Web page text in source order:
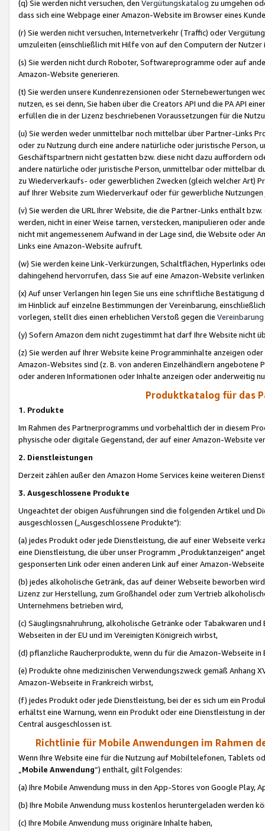
(q) Sie werden nicht versuchen, den Vergütungskatalog zu umgehen
dass sich eine Webpage einer Amazon-Website im Browser eines
(r) Sie werden nicht versuchen, Internetverkehr (Traffic) oder
umzuleiten (einschließlich mit Hilfe von auf den Computern der
(s) Sie werden nicht durch Roboter, Softwareprogramme oder auf
Amazon-Website generieren.
(t) Sie werden unsere Kundenrezensionen oder Sternebewertungen
nutzen, es sei denn, Sie haben über die Creators API und die PA API
erfüllen die in der Lizenz beschriebenen Voraussetzungen für die
(u) Sie werden weder unmittelbar noch mittelbar über Partner-Links
oder zu Nutzung durch eine andere natürliche oder juristische
Geschäftspartnern nicht gestatten bzw. diese nicht dazu auffordern
andere natürliche oder juristische Person, unmittelbar oder mittelbar
zu Wiederverkaufs- oder gewerblichen Zwecken (gleich welcher Art)
auf Ihrer Website zum Wiederverkauf oder für gewerbliche
(v) Sie werden die URL Ihrer Website, die die Partner-Links enthält
werden, nicht in einer Weise tarnen, verstecken, manipulieren oder
nicht mit angemessenem Aufwand in der Lage sind, die Website oder
Links eine Amazon-Website aufruft.
(w) Sie werden keine Link-Verkürzungen, Schaltflächen, Hyperlinks
dahingehend hervorrufen, dass Sie auf eine Amazon-Website
(x) Auf unser Verlangen hin legen Sie uns eine schriftliche
im Hinblick auf einzelne Bestimmungen der Vereinbarung,
vorlegen, stellt dies einen erheblichen Verstoß gegen die Vereinbarung
(y) Sofern Amazon dem nicht zugestimmt hat darf Ihre Website nicht
(z) Sie werden auf Ihrer Website keine Programminhalte anzeigen
Amazon-Websites sind (z. B. von anderen Einzelhändlern
oder anderen Informationen oder Inhalte anzeigen oder anderweitig
Produktkatalog für das
1. Produkte
Im Rahmen des Partnerprogramms und vorbehaltlich der in diesem
physische oder digitale Gegenstand, der auf einer Amazon-Website
2. Dienstleistungen
Derzeit zählen außer den Amazon Home Services keine weiteren
3. Ausgeschlossene Produkte
Ungeachtet der obigen Ausführungen sind die folgenden Artikel und
ausgeschlossen („Ausgeschlossene Produkte"):
(a) jedes Produkt oder jede Dienstleistung, die auf einer Webseite
eine Dienstleistung, die über unser Programm „Produktanzeigen"
gesponserten Link oder einen anderen Link auf einer Amazon-
(b) jedes alkoholische Getränk, das auf deiner Webseite beworben
Lizenz zur Herstellung, zum Großhandel oder zum Vertrieb
Unternehmens betrieben wird,
(c) Säuglingsnahruhrung, alkoholische Getränke oder Tabakwaren
Webseiten in der EU und im Vereinigten Königreich wirbst,
(d) pflanzliche Raucherprodukte, wenn du für die Amazon-Webseite in
(e) Produkte ohne medizinischen Verwendungszweck gemäß Anhang
Amazon-Webseite in Frankreich wirbst,
(f) jedes Produkt oder jede Dienstleistung, bei der es sich um ein
erhältst eine Warnung, wenn ein Produkt oder eine Dienstleistung in
Central ausgeschlossen ist.
Richtlinie für Mobile Anwendungen im Rahmen
Wenn Ihre Website eine für die Nutzung auf Mobiltelefonen, Tablets
„Mobile Anwendung“) enthält, gilt Folgendes:
(a) Ihre Mobile Anwendung muss in den App-Stores von Google Play,
(b) Ihre Mobile Anwendung muss kostenlos heruntergeladen werden
(c) Ihre Mobile Anwendung muss originäre Inhalte haben,